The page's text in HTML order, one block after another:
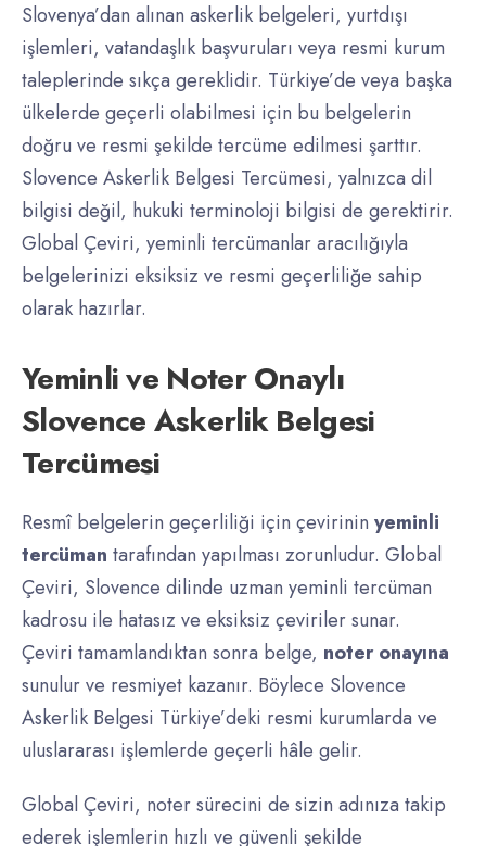
Slovenya’dan alınan askerlik belgeleri, yurtdışı
işlemleri, vatandaşlık başvuruları veya resmi kurum
taleplerinde sıkça gereklidir. Türkiye’de veya başka
ülkelerde geçerli olabilmesi için bu belgelerin
doğru ve resmi şekilde tercüme edilmesi şarttır.
Slovence Askerlik Belgesi Tercümesi, yalnızca dil
bilgisi değil, hukuki terminoloji bilgisi de gerektirir.
Global Çeviri, yeminli tercümanlar aracılığıyla
belgelerinizi eksiksiz ve resmi geçerliliğe sahip
olarak hazırlar.
Yeminli ve Noter Onaylı
Slovence Askerlik Belgesi
Tercümesi
Resmî belgelerin geçerliliği için çevirinin yeminli
tercüman tarafından yapılması zorunludur. Global
Çeviri, Slovence dilinde uzman yeminli tercüman
kadrosu ile hatasız ve eksiksiz çeviriler sunar.
Çeviri tamamlandıktan sonra belge, noter onayına
sunulur ve resmiyet kazanır. Böylece Slovence
Askerlik Belgesi Türkiye’deki resmi kurumlarda ve
uluslararası işlemlerde geçerli hâle gelir.
Global Çeviri, noter sürecini de sizin adınıza takip
ederek işlemlerin hızlı ve güvenli şekilde